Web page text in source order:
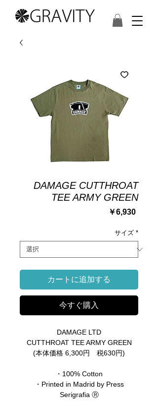
DAMAGE CUTTHROAT
TEE ARMY GREEN
￥6,930価
サイズ *
カートに追加する
今すぐ購入
DAMAGE LTD
CUTTHROAT TEE ARMY GREEN
(本体価格 6,300円 税630円)
・100% Cotton
・Printed in Madrid by Press
Serigrafia Ⓡ